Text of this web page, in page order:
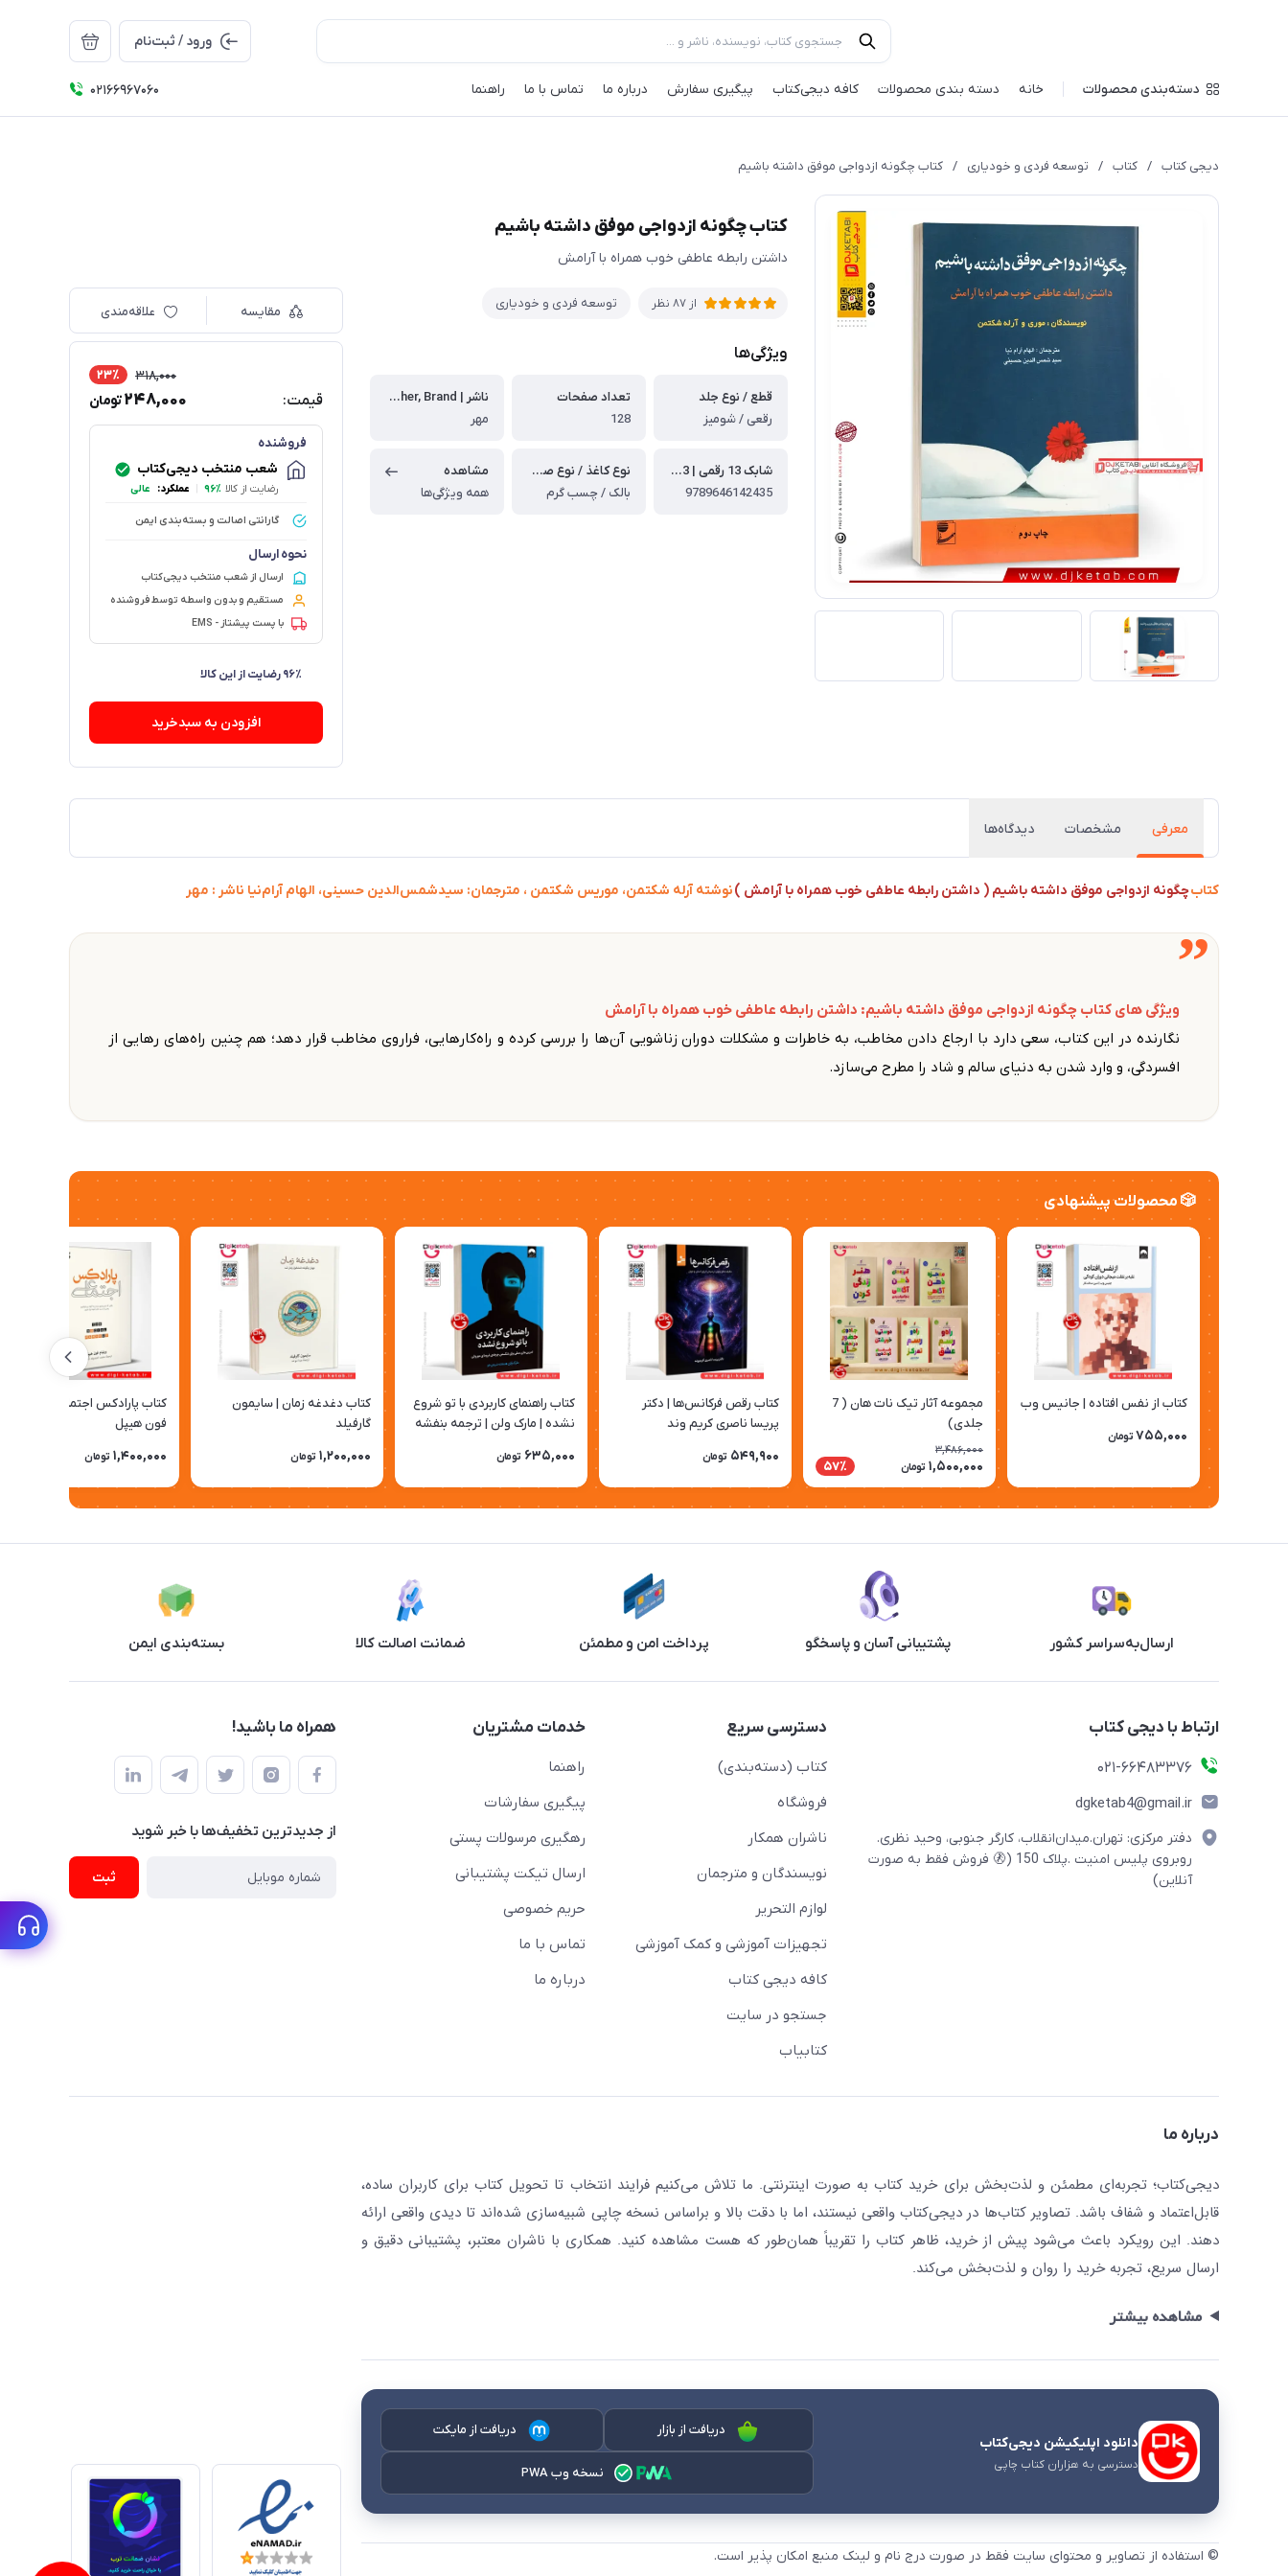
ورود / ثبت‌نام
دسته‌بندی محصولات خانه دسته بندی محصولات کافه‌ دیجی‌کتاب پیگیری سفارش درباره ما تماس با ما راهنما ۰۲۱66967060
دیجی کتاب / کتاب / توسعه فردی و خودیاری / کتاب چگونه ازدواجی موفق داشته باشیم
کتاب چگونه ازدواجی موفق داشته باشیم
داشتن رابطه عاطفی خوب همراه با آرامش
از87 نظر توسعه فردی و خودیاری
ویژگی‌ها
قطع / نوع جلد
رقعی / شومیز
تعداد صفحات
128
ناشر | Publisher, Brand
مهر
شابک 13 رقمی | ISBN-13
9789646142435
نوع کاغذ / نوع صحافی
بالک / چسب گرم
مشاهده
همه ویژگی‌ها
مقایسه علاقه‌مندی
قیمت:
318,000 23٪
248,000تومان
فروشنده
شعب منتخب دیجی‌کتاب
رضایت از کالا ۹۶٪ عملکرد: عالی
گارانتی اصالت و بسته‌بندی ایمن
نحوه ارسال
ارسال از شعب منتخب دیجی‌کتاب
مستقیم و بدون واسطه توسط فروشنده
با پست پیشتاز - EMS
۸۵ فروش در هفته گذشته
افزودن به سبدخرید
معرفی مشخصات دیدگاه‌ها
کتابچگونه ازدواجی موفق داشته باشیم ( داشتن رابطه عاطفی خوب همراه با آرامش )نوشته آرله شکتمن، موریس شکتمن ، مترجمان: سیدشمس‌الدین حسینی، الهام آرام‌نیا ناشر : مهر
”
ویژگی های کتاب چگونه ازدواجی موفق داشته باشیم: داشتن رابطه عاطفی خوب همراه با آرامش
نگارنده در این کتاب، سعی دارد با ارجاع دادن مخاطب، به خاطرات و مشکلات دوران زناشویی آن‌ها را بررسی کرده و راه‌کارهایی، فراروی مخاطب قرار دهد؛ هم چنین راه‌های رهایی از
افسردگی، و وارد شدن به دنیای سالم و شاد را مطرح می‌سازد.
🎲 محصولات پیشنهادی
کتاب از نفس افتاده | جانیس وب
755,000 تومان
مجموعه آثار تیک نات هان ( 7
جلدی)
3,486,000
1,500,000 تومان 57٪
کتاب رقص فرکانس‌ها | دکتر
پریسا ناصری کریم وند
549,900 تومان
کتاب راهنمای کاربردی با تو شروع
نشده | مارک ولن | ترجمه بنفشه
635,000 تومان
کتاب دغدغه زمان | سایمون
گارفیلد
1,200,000 تومان
کتاب پارادکس اجتماعی | ویلیام
فون هیپل
1,400,000 تومان
ارسال‌به‌سراسر کشور پشتیبانی آسان و پاسخگو پرداخت امن و مطمئن ضمانت اصالت کالا بسته‌بندی ایمن
ارتباط با دیجی کتاب
021-66483376
dgketab4@gmail.ir
دفتر مرکزی: تهران.میدان‌انقلاب، کارگر جنوبی، وحید نظری.
روبروی پلیس امنیت .پلاک 150 (🚷 فروش فقط به صورت
آنلاین)
دسترسی سریع
کتاب (دسته‌بندی)
فروشگاه
ناشران همکار
نویسندگان و مترجمان
لوازم التحریر
تجهیزات آموزشی و کمک آموزشی
کافه دیجی کتاب
جستجو در سایت
کتابیاب
خدمات مشتریان
راهنما
پیگیری سفارشات
رهگیری مرسولات پستی
ارسال تیکت پشتیبانی
حریم خصوصی
تماس با ما
درباره ما
همراه ما باشید!
از جدید‌ترین تخفیف‌ها با‌ خبر شوید
ثبت
درباره ما
دیجی‌کتاب؛ تجربه‌ای مطمئن و لذت‌بخش برای خرید کتاب به صورت اینترنتی. ما تلاش می‌کنیم فرایند انتخاب تا تحویل کتاب برای کاربران ساده،
قابل‌اعتماد و شفاف باشد. تصاویر کتاب‌ها در دیجی‌کتاب واقعی نیستند، اما با دقت بالا و براساس نسخه چاپی شبیه‌سازی شده‌اند تا دیدی واقعی ارائه
دهند. این رویکرد باعث می‌شود پیش از خرید، ظاهر کتاب را تقریباً همان‌طور که هست مشاهده کنید. همکاری با ناشران معتبر، پشتیبانی دقیق و
ارسال سریع، تجربه خرید را روان و لذت‌بخش می‌کند.
مشاهده بیشتر
دانلود اپلیکیشن دیجی‌کتاب
دسترسی به هزاران کتاب چاپی
دریافت از بازار دریافت از مایکت
نسخه وب PWA
© استفاده از تصاویر و محتوای سایت فقط در صورت درج نام و لینک منبع امکان پذیر است.